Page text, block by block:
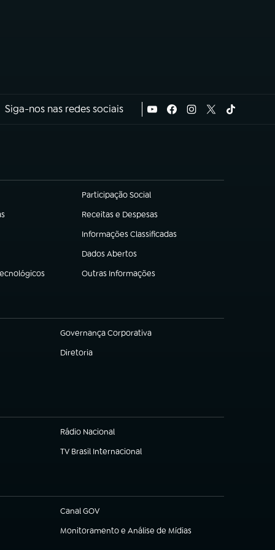
Siga-nos nas redes sociais
Participação Social
(abre em nova aba)
Receitas e Despesas
(abre em nova aba)
Informações Classificadas
(abre em nova aba)
Dados Abertos
(abre em nova aba)
Outras Informações
(abre em nova aba)
Governança Corporativa
(abre em nova aba)
Diretoria
(abre em nova aba)
Rádio Nacional
TV Brasil Internacional
(abre em nova aba)
Canal GOV
(abre em nova aba)
Monitoramento e Análise de Mídias
(abre em nova aba)